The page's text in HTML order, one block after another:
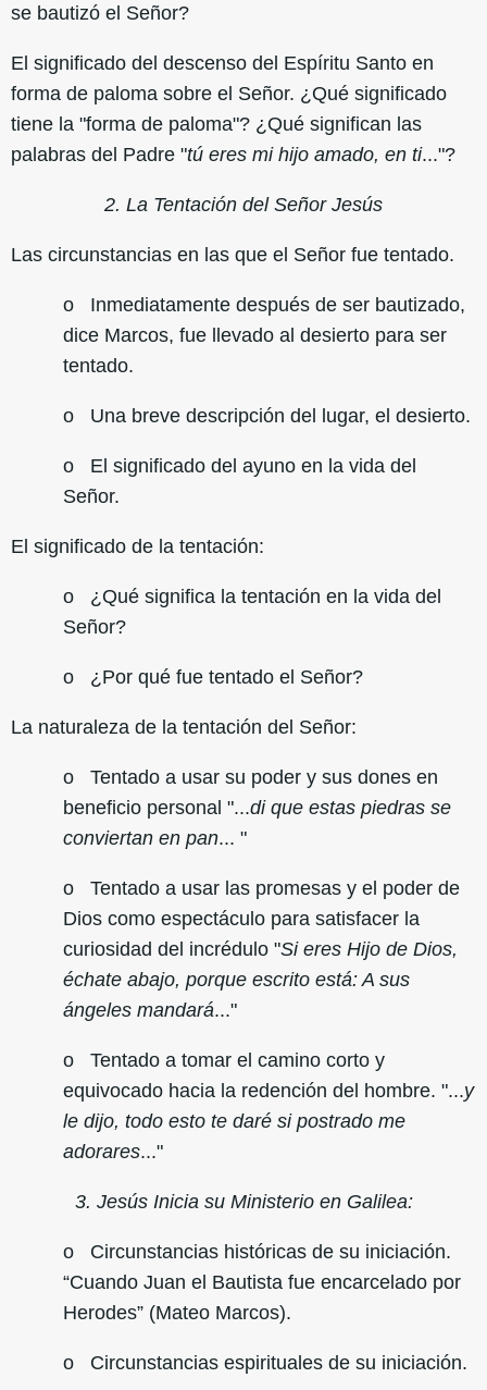
se bautizó el Señor?
El significado del descenso del Espíritu Santo en
forma de paloma sobre el Señor. ¿Qué significado
tiene la "forma de paloma"? ¿Qué significan las
palabras del Padre "tú eres mi hijo amado, en ti..."?
2. La Tentación del Señor Jesús
Las circunstancias en las que el Señor fue tentado.
o Inmediatamente después de ser bautizado,
dice Marcos, fue llevado al desierto para ser
tentado.
o Una breve descripción del lugar, el desierto.
o El significado del ayuno en la vida del
Señor.
El significado de la tentación:
o ¿Qué significa la tentación en la vida del
Señor?
o ¿Por qué fue tentado el Señor?
La naturaleza de la tentación del Señor:
o Tentado a usar su poder y sus dones en
beneficio personal "...di que estas piedras se
conviertan en pan... "
o Tentado a usar las promesas y el poder de
Dios como espectáculo para satisfacer la
curiosidad del incrédulo "Si eres Hijo de Dios,
échate abajo, porque escrito está: A sus
ángeles mandará..."
o Tentado a tomar el camino corto y
equivocado hacia la redención del hombre. "...y
le dijo, todo esto te daré si postrado me
adorares..."
3. Jesús Inicia su Ministerio en Galilea:
o Circunstancias históricas de su iniciación.
“Cuando Juan el Bautista fue encarcelado por
Herodes” (Mateo Marcos).
o Circunstancias espirituales de su iniciación.